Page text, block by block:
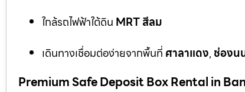
ใกล้รถไฟฟ้าใต้ดิน MRT สีลม
เดินทางเชื่อมต่อง่ายจากพื้นที่ ศาลาแดง, ช่องน
Premium Safe Deposit Box Rental in